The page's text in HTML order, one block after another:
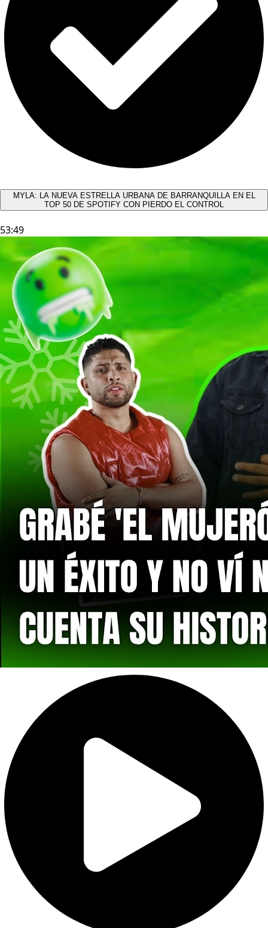
MYLA: LA NUEVA ESTRELLA URBANA DE BARRANQUILLA EN EL
TOP 50 DE SPOTIFY CON PIERDO EL CONTROL
53:49